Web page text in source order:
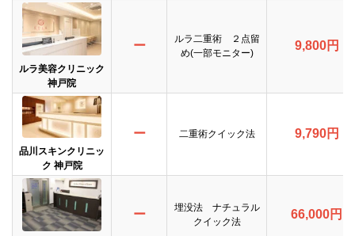
ルラ美容クリニック
神戸院
ー
ルラ二重術 ２点留
め(一部モニター)
9,800円
品川スキンクリニッ
ク 神戸院
ー 二重術クイック法 9,790円
ー
埋没法 ナチュラル
クイック法
66,000円